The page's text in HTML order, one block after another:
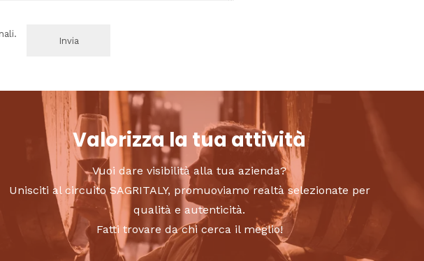
Valorizza la tua attività
Vuoi dare visibilità alla tua azienda?
Unisciti al circuito SAGRITALY, promuoviamo realtà selezionate per
qualità e autenticità.
Fatti trovare da chi cerca il meglio!